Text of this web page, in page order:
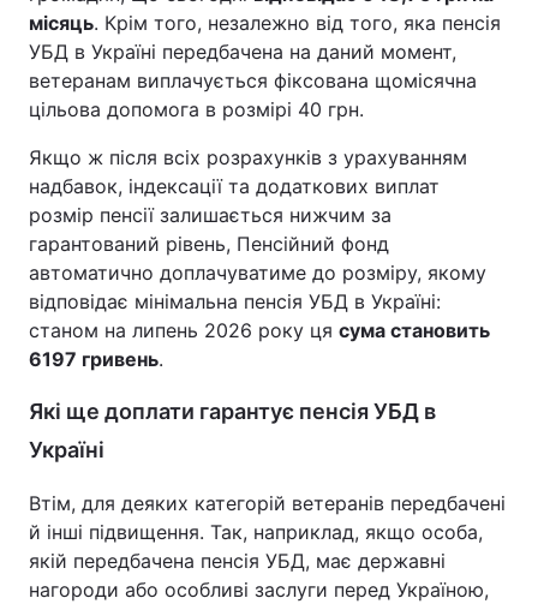
місяць. Крім того, незалежно від того, яка пенсія
УБД в Україні передбачена на даний момент,
ветеранам виплачується фіксована щомісячна
цільова допомога в розмірі 40 грн.
Якщо ж після всіх розрахунків з урахуванням
надбавок, індексації та додаткових виплат
розмір пенсії залишається нижчим за
гарантований рівень, Пенсійний фонд
автоматично доплачуватиме до розміру, якому
відповідає мінімальна пенсія УБД в Україні:
станом на липень 2026 року ця сума становить
6197 гривень.
Які ще доплати гарантує пенсія УБД в
Україні
Втім, для деяких категорій ветеранів передбачені
й інші підвищення. Так, наприклад, якщо особа,
якій передбачена пенсія УБД, має державні
нагороди або особливі заслуги перед Україною,